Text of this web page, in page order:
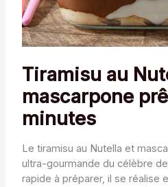
Tiramisu au
mascarpone
minutes
Le tiramisu au Nutella et
ultra-gourmande du célèbre
rapide à préparer, il se réalise